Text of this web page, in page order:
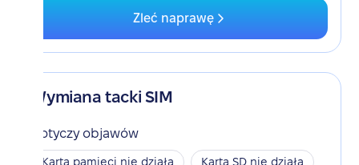
Zleć naprawę
Wymiana tacki SIM
Dotyczy objawów
Karta pamięci nie działa
Karta SD nie działa